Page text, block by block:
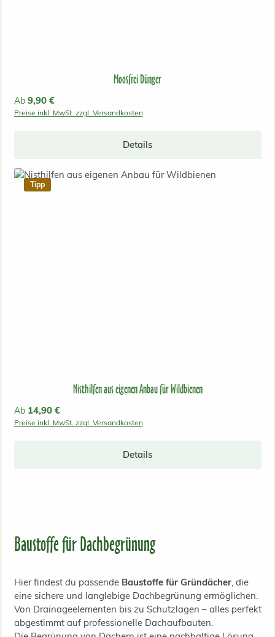
Moosfrei Dünger
Regulärer Preis:
Ab 9,90 €
Preise inkl. MwSt. zzgl. Versandkosten
Details
Tipp
Nisthilfen aus eigenen Anbau für Wildbienen
Regulärer Preis:
Ab 14,90 €
Preise inkl. MwSt. zzgl. Versandkosten
Details
Baustoffe für Dachbegrünung
Hier findest du passende Baustoffe für Gründächer, die
eine sichere und langlebige Dachbegrünung ermöglichen.
Von Drainageelementen bis zu Schutzlagen – alles perfekt
abgestimmt auf professionelle Dachaufbauten.